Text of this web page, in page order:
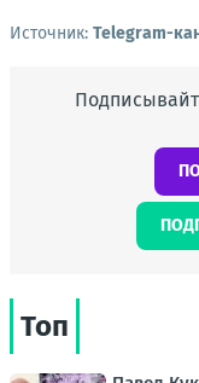
Источник: Telegram-
Топ